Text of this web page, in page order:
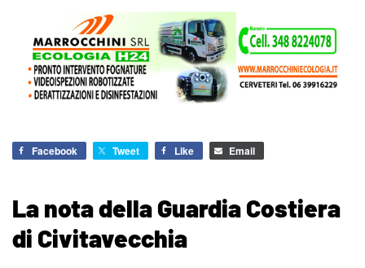
Facebook Tweet Like Email
La nota della Guardia Costiera
di Civitavecchia